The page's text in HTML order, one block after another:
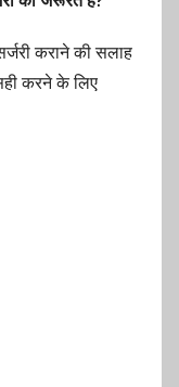
कराने की सलाह
करने के लिए